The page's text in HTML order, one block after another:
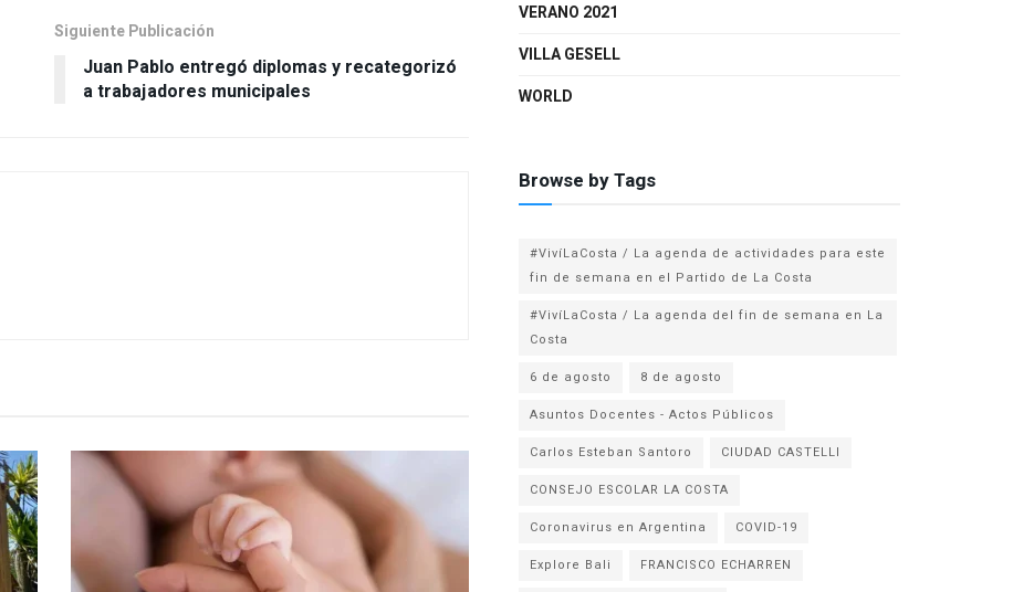
Siguiente Publicación
Juan Pablo entregó diplomas y recategorizó
a trabajadores municipales
VERANO 2021
VILLA GESELL
WORLD
Browse by Tags
#VivíLaCosta / La agenda de actividades para este
fin de semana en el Partido de La Costa
#VivíLaCosta / La agenda del fin de semana en La
Costa
6 de agosto
8 de agosto
Asuntos Docentes - Actos Públicos
Carlos Esteban Santoro
CIUDAD CASTELLI
CONSEJO ESCOLAR LA COSTA
Coronavirus en Argentina
COVID-19
Explore Bali
FRANCISCO ECHARREN